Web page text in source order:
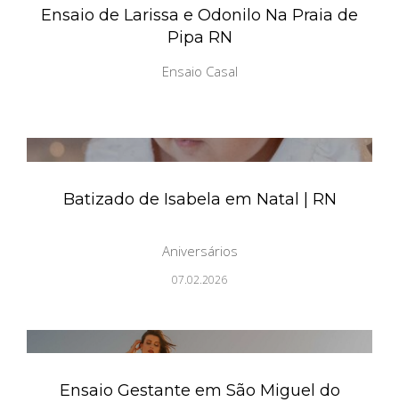
Ensaio de Larissa e Odonilo Na Praia de
Pipa RN
Ensaio Casal
Batizado de Isabela em Natal | RN
Aniversários
07.02.2026
Ensaio Gestante em São Miguel do